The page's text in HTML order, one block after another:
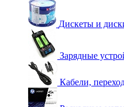
Дискеты и
Зарядные
Кабели,